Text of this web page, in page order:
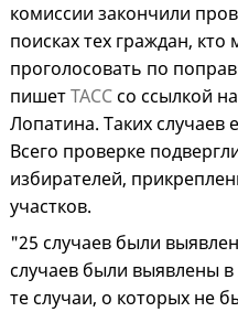
комиссии закончили
поисках тех граждан,
проголосовать по
пишетТАССсо ссылкой
Лопатина. Таких случаев
Всего проверке
избирателей,
участков.
"25 случаев были
случаев были выявлены в
те случаи, о которых не